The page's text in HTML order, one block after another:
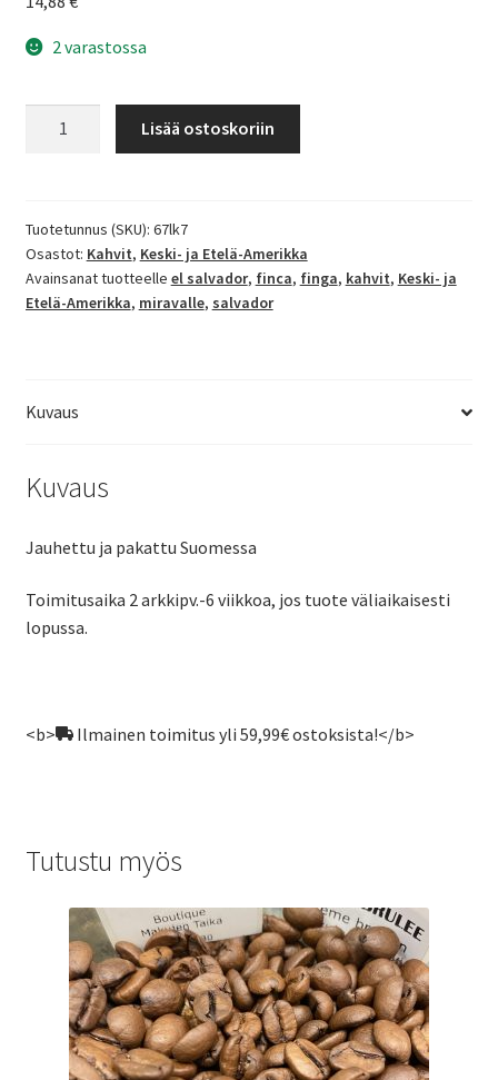
2 varastossa
määrä
Lisää ostoskoriin
Tuotetunnus (SKU): 67lk7
Osastot: Kahvit, Keski- ja Etelä-Amerikka
Avainsanat tuotteelle el salvador, finca, finga, kahvit, Keski- ja
Etelä-Amerikka, miravalle, salvador
Kuvaus
Kuvaus
Jauhettu ja pakattu Suomessa
Toimitusaika 2 arkkipv.-6 viikkoa, jos tuote väliaikaisesti
lopussa.
<b> Ilmainen toimitus yli 59,99€ ostoksista!</b>
Tutustu myös